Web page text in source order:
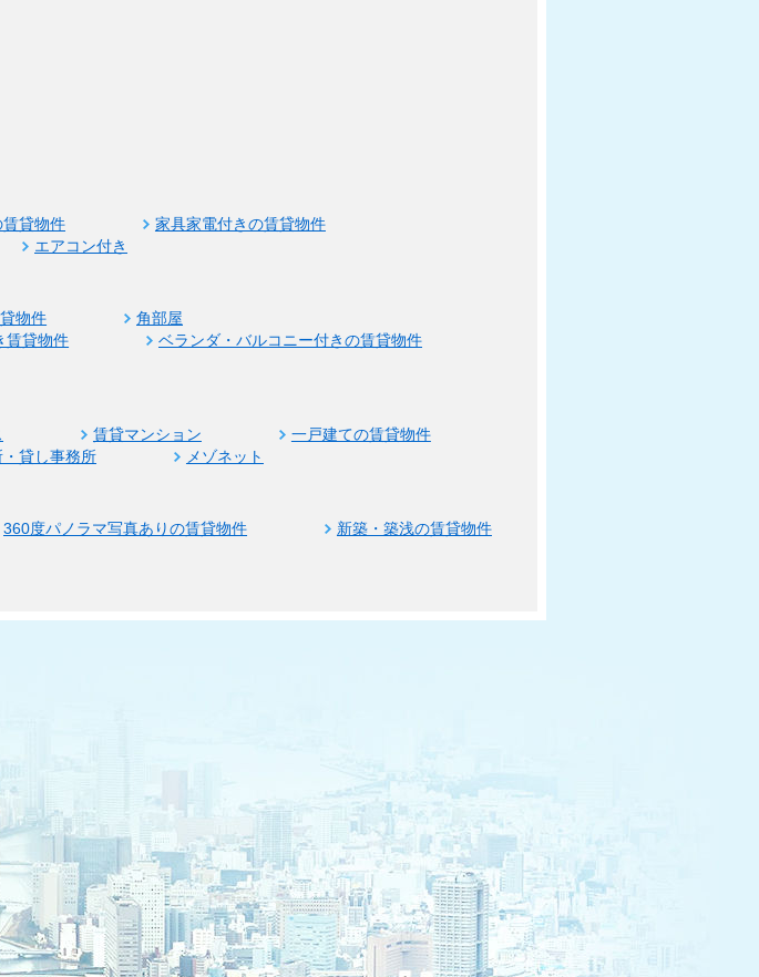
貸物件
家具家電付きの賃貸物件
エアコン付き
物件
角部屋
賃貸物件
ベランダ・バルコニー付きの賃貸物件
賃貸マンション
一戸建ての賃貸物件
貸し事務所 メゾネット
360度パノラマ写真ありの賃貸物件
新築・築浅の賃貸物件